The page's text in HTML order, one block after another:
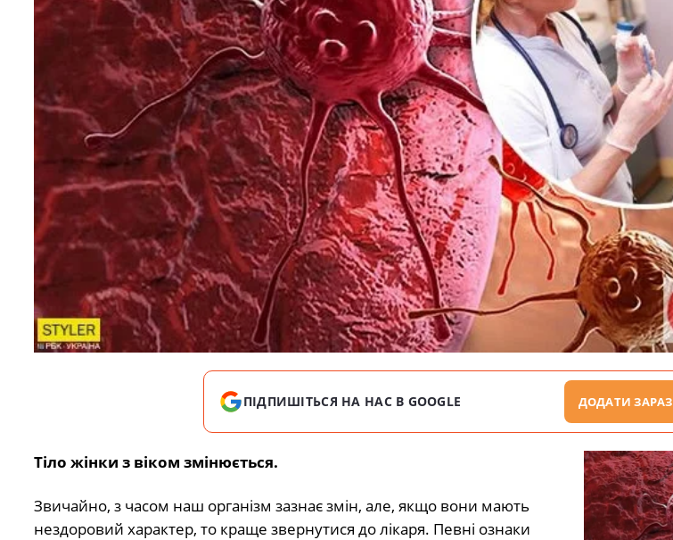
ПІДПИШІТЬСЯ НА НАС В GOOGLE ДОДАТИ ЗАРАЗ
Тіло жінки з віком змінюється.
Звичайно, з часом наш організм зазнає змін, але, якщо вони мають
нездоровий характер, то краще звернутися до лікаря. Певні ознаки